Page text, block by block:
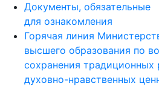
Документы, обязательные
для ознакомления
Горячая линия
высшего образования по
сохранения традиционных
духовно-нравственных